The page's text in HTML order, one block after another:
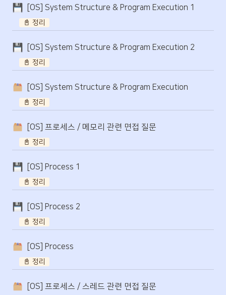
[OS] System Structure & Program Execution 1
📓 정리
[OS] System Structure & Program Execution 2
📓 정리
[OS] System Structure & Program Execution
📓 정리
[OS] 프로세스 / 메모리 관련 면접 질문
📓 정리
[OS] Process 1
📓 정리
[OS] Process 2
📓 정리
[OS] Process
📓 정리
[OS] 프로세스 / 스레드 관련 면접 질문